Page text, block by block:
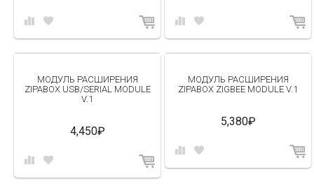
МОДУЛЬ РАСШИРЕНИЯ
ZIPABOX USB/SERIAL MODULE
V.1
4,450₽
МОДУЛЬ РАСШИРЕНИЯ
ZIPABOX ZIGBEE MODULE V.1
5,380₽